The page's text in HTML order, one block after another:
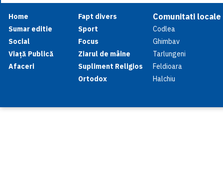
Home
Sumar editie
Social
Viață Publică
Afaceri
Fapt divers
Sport
Focus
Ziarul de mâine
Supliment Religios
Ortodox
Comunitati locale
Codlea
Ghimbav
Tarlungeni
Feldioara
Halchiu